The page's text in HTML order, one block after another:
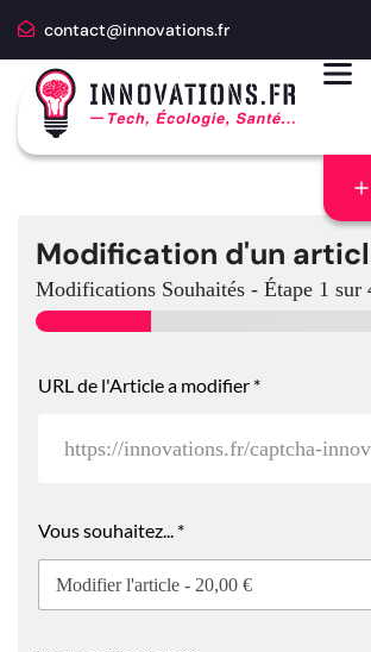
contact@innovations.fr
Modification d'un
Modifications Souhaités - Étape 1 sur
URL de l'Article a modifier *
Vous souhaitez... *